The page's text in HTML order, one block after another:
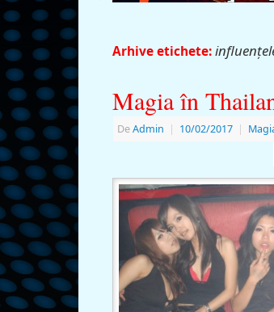
Arhive etichete:
Magia în
DeAdmin | 10/02/2017 |